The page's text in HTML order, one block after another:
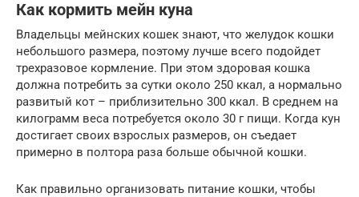
Как кормить мейн куна
Владельцы мейнских кошек знают, что желудок кошки
небольшого размера, поэтому лучше всего подойдет
трехразовое кормление. При этом здоровая кошка
должна потребить за сутки около 250 ккал, а нормально
развитый кот – приблизительно 300 ккал. В среднем на
килограмм веса потребуется около 30 г пищи. Когда кун
достигает своих взрослых размеров, он съедает
примерно в полтора раза больше обычной кошки.
Как правильно организовать питание кошки, чтобы